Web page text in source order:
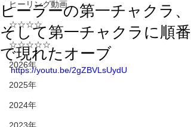
ヒーリング動画
☆☆☆☆
☆☆☆☆☆
2026年
2025年
2024年
ヒーラーの第一チャクラ、
そして第一チャクラに順番
で現れたオーブ
https://youtu.be/2gZBVLsUydU